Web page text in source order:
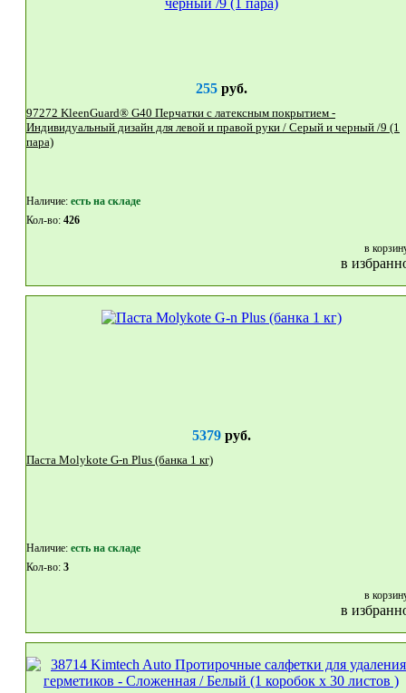
255руб.
97272 KleenGuard® G40 Перчатки с латексным покрытием -
Индивидуальный дизайн для левой и правой руки / Серый и черный /9 (1
пара)
Наличие: eсть на складе
Кол-во: 426
в
в
5379руб.
Паста Molykote G-n Plus (банка 1 кг)
Наличие: eсть на складе
Кол-во: 3
в
в